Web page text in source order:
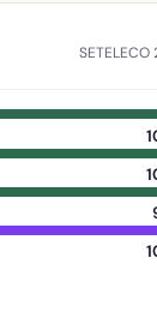
SETELECO